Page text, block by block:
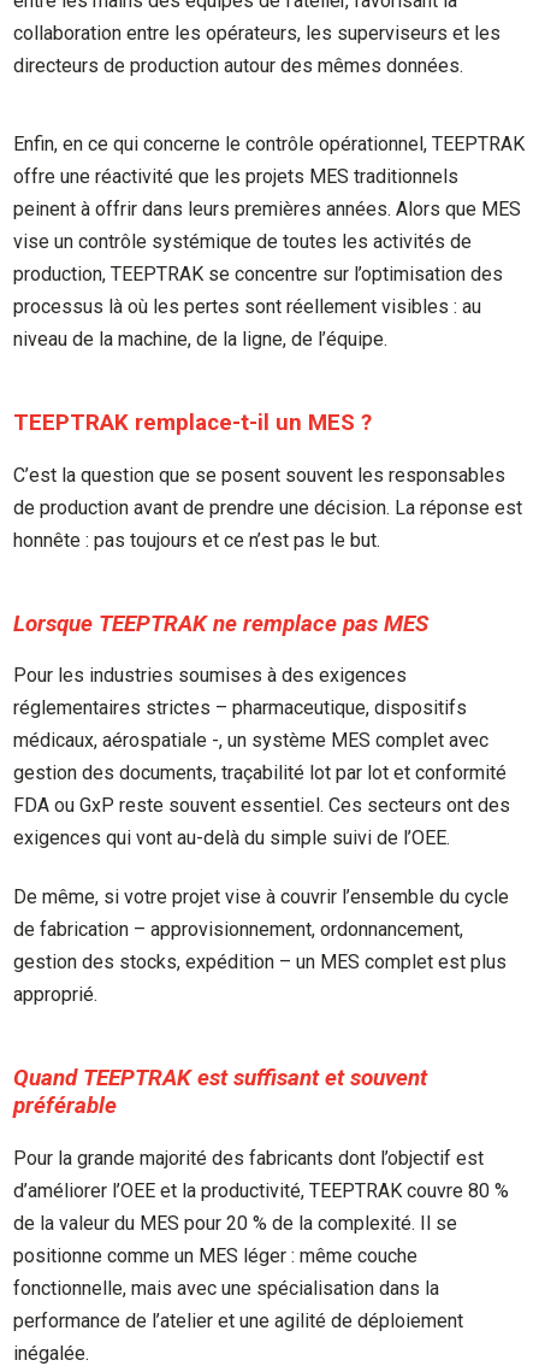
collaboration entre les opérateurs, les superviseurs et les
directeurs de production autour des mêmes données.
Enfin, en ce qui concerne le contrôle opérationnel, TEEPTRAK
offre une réactivité que les projets MES traditionnels
peinent à offrir dans leurs premières années. Alors que MES
vise un contrôle systémique de toutes les activités de
production, TEEPTRAK se concentre sur l’optimisation des
processus là où les pertes sont réellement visibles : au
niveau de la machine, de la ligne, de l’équipe.
TEEPTRAK remplace-t-il un MES ?
C’est la question que se posent souvent les responsables
de production avant de prendre une décision. La réponse est
honnête : pas toujours et ce n’est pas le but.
Lorsque TEEPTRAK ne remplace pas MES
Pour les industries soumises à des exigences
réglementaires strictes – pharmaceutique, dispositifs
médicaux, aérospatiale -, un système MES complet avec
gestion des documents, traçabilité lot par lot et conformité
FDA ou GxP reste souvent essentiel. Ces secteurs ont des
exigences qui vont au-delà du simple suivi de l’OEE.
De même, si votre projet vise à couvrir l’ensemble du cycle
de fabrication – approvisionnement, ordonnancement,
gestion des stocks, expédition – un MES complet est plus
approprié.
Quand TEEPTRAK est suffisant et souvent
préférable
Pour la grande majorité des fabricants dont l’objectif est
d’améliorer l’OEE et la productivité, TEEPTRAK couvre 80 %
de la valeur du MES pour 20 % de la complexité. Il se
positionne comme un MES léger : même couche
fonctionnelle, mais avec une spécialisation dans la
performance de l’atelier et une agilité de déploiement
inégalée.